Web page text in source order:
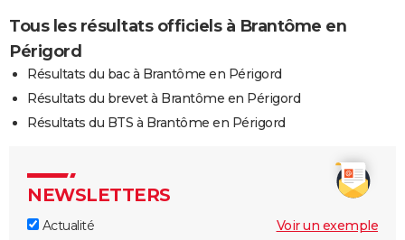
Tous les résultats officiels à Brantôme en
Périgord
Résultats du bac à Brantôme en Périgord
Résultats du brevet à Brantôme en Périgord
Résultats du BTS à Brantôme en Périgord
NEWSLETTERS
Actualité
Voir un exemple